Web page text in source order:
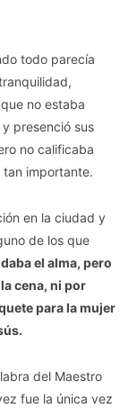
todo parecía
no estaba
presenció sus
no calificaba
importante.
en la ciudad y
de los que
el alma, pero
cena, ni por
para la mujer
del Maestro
fue la única vez